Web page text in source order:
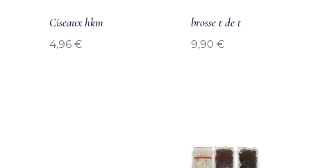
Ciseaux hkm
4,96 €
brosse t de t
9,90 €